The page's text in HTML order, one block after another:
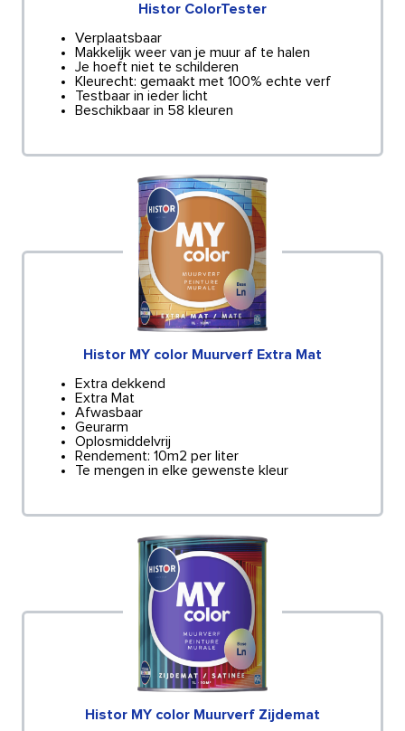
Histor ColorTester
Verplaatsbaar
Makkelijk weer van je muur af te halen
Je hoeft niet te schilderen
Kleurecht: gemaakt met 100% echte verf
Testbaar in ieder licht
Beschikbaar in 58 kleuren
Histor MY color Muurverf Extra Mat
Extra dekkend
Extra Mat
Afwasbaar
Geurarm
Oplosmiddelvrij
Rendement: 10m2 per liter
Te mengen in elke gewenste kleur
Histor MY color Muurverf Zijdemat